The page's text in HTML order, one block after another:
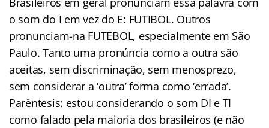
o som do I em vez do E: FUTIBOL. Outros
pronunciam-na FUTEBOL, especialmente em São
Paulo. Tanto uma pronúncia como a outra são
aceitas, sem discriminação, sem menosprezo,
sem considerar a ‘outra’ forma como ‘errada’.
Parêntesis: estou considerando o som DI e TI
como falado pela maioria dos brasileiros (e não